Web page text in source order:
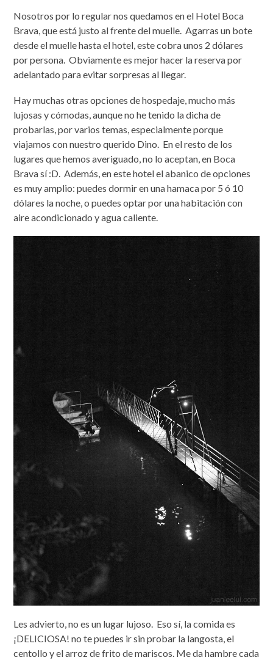
Nosotros por lo regular nos quedamos en el Hotel Boca
Brava, que está justo al frente del muelle. Agarras un bote
desde el muelle hasta el hotel, este cobra unos 2 dólares
por persona. Obviamente es mejor hacer la reserva por
adelantado para evitar sorpresas al llegar.
Hay muchas otras opciones de hospedaje, mucho más
lujosas y cómodas, aunque no he tenido la dicha de
probarlas, por varios temas, especialmente porque
viajamos con nuestro querido Dino. En el resto de los
lugares que hemos averiguado, no lo aceptan, en Boca
Brava sí :D. Además, en este hotel el abanico de opciones
es muy amplio: puedes dormir en una hamaca por 5 ó 10
dólares la noche, o puedes optar por una habitación con
aire acondicionado y agua caliente.
Les advierto, no es un lugar lujoso. Eso sí, la comida es
¡DELICIOSA! no te puedes ir sin probar la langosta, el
centollo y el arroz de frito de mariscos. Me da hambre cada